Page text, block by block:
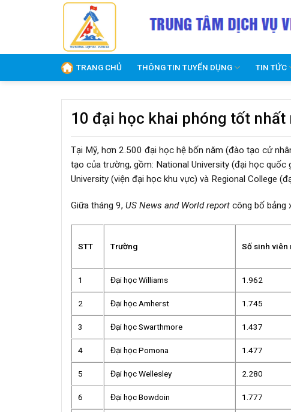
TRANG CHỦ THÔNG TIN TUYỂN DỤNG TIN TỨC
10 đại học khai phóng tốt
Tại Mỹ, hơn 2.500 đại học hệ bốn năm (đào tạo cử
tạo của trường, gồm: National University (đại học quốc
University (viện đại học khu vực) và Regional College
Giữa tháng 9, US News and World report công bố bảng
STT Trường Số sinh viên
1 Đại học Williams 1.962
2 Đại học Amherst 1.745
3 Đại học Swarthmore 1.437
4 Đại học Pomona 1.477
5 Đại học Wellesley 2.280
6 Đại học Bowdoin 1.777